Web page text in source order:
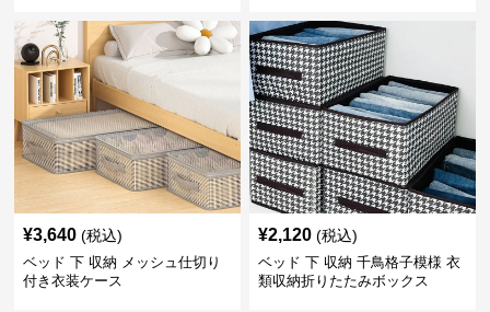
¥3,640 (税込)
ベッド 下 収納 メッシュ仕切り
付き衣装ケース
¥2,120 (税込)
ベッド 下 収納 千鳥格子模様 衣
類収納折りたたみボックス